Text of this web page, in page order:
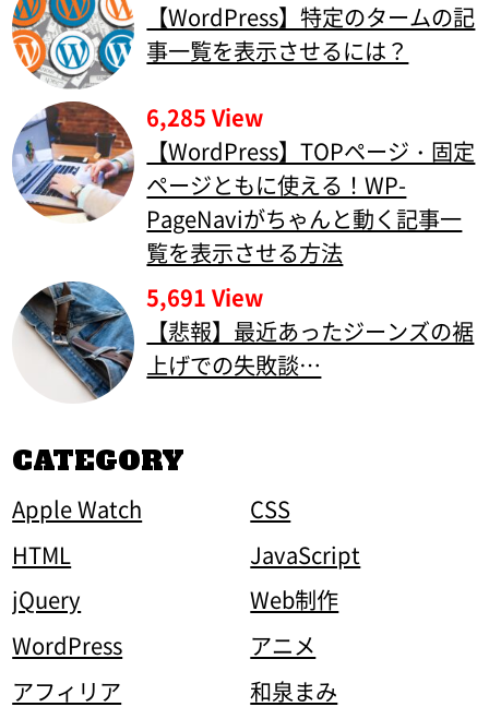
【WordPress】特定のタームの記
事一覧を表示させるには？
6,285 View
【WordPress】TOPページ・固定
ページともに使える！WP-
PageNaviがちゃんと動く記事一
覧を表示させる方法
5,691 View
【悲報】最近あったジーンズの裾
上げでの失敗談…
CATEGORY
Apple Watch
CSS
HTML
JavaScript
jQuery
Web制作
WordPress
アニメ
アフィリア
和泉まみ